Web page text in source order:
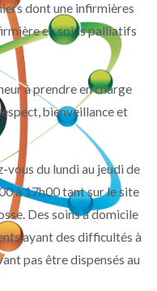
dont une infirmières
en soins palliatifs
à prendre en charge
bienveillance et
vous du lundi au jeudi de
à 17h00 tant sur le site
Des soins à domicile
ayant des difficultés à
pas être dispensés au